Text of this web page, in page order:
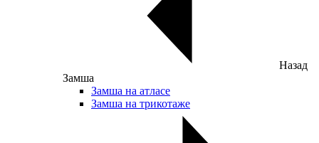
Назад
Замша
Замша на атласе
Замша на трикотаже